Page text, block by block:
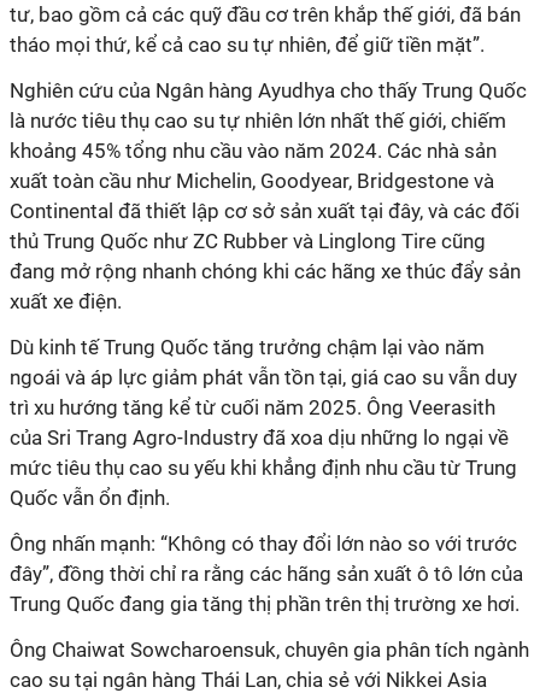
tư, bao gồm cả các quỹ đầu cơ trên khắp thế giới, đã bán
tháo mọi thứ, kể cả cao su tự nhiên, để giữ tiền mặt”.
Nghiên cứu của Ngân hàng Ayudhya cho thấy Trung Quốc
là nước tiêu thụ cao su tự nhiên lớn nhất thế giới, chiếm
khoảng 45% tổng nhu cầu vào năm 2024. Các nhà sản
xuất toàn cầu như Michelin, Goodyear, Bridgestone và
Continental đã thiết lập cơ sở sản xuất tại đây, và các đối
thủ Trung Quốc như ZC Rubber và Linglong Tire cũng
đang mở rộng nhanh chóng khi các hãng xe thúc đẩy sản
xuất xe điện.
Dù kinh tế Trung Quốc tăng trưởng chậm lại vào năm
ngoái và áp lực giảm phát vẫn tồn tại, giá cao su vẫn duy
trì xu hướng tăng kể từ cuối năm 2025. Ông Veerasith
của Sri Trang Agro-Industry đã xoa dịu những lo ngại về
mức tiêu thụ cao su yếu khi khẳng định nhu cầu từ Trung
Quốc vẫn ổn định.
Ông nhấn mạnh: “Không có thay đổi lớn nào so với trước
đây”, đồng thời chỉ ra rằng các hãng sản xuất ô tô lớn của
Trung Quốc đang gia tăng thị phần trên thị trường xe hơi.
Ông Chaiwat Sowcharoensuk, chuyên gia phân tích ngành
cao su tại ngân hàng Thái Lan, chia sẻ với Nikkei Asia